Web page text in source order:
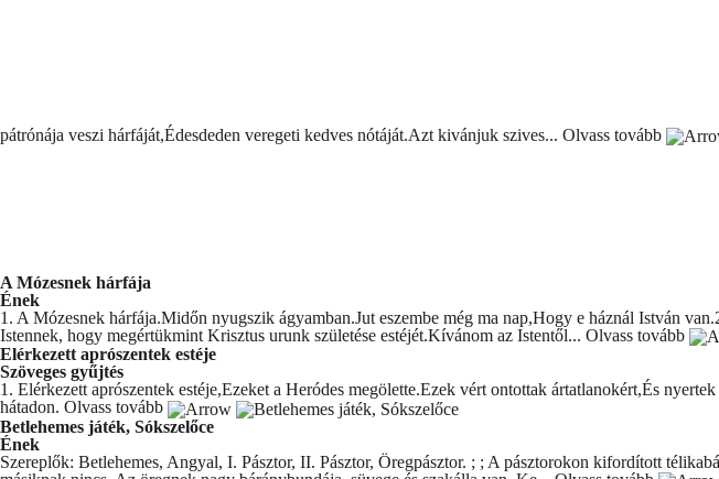
pátrónája veszi hárfáját,Édesdeden veregeti kedves nótáját.Azt kivánjuk szives... Olvass tovább
A Mózesnek hárfája
Ének
1. A Mózesnek hárfája.Midőn nyugszik ágyamban.Jut eszembe még ma nap,Hogy e háznál István
Istennek, hogy megértükmint Krisztus urunk születése estéjét.Kívánom az Istentől... Olvass tovább
Elérkezett aprószentek estéje
Szöveges gyűjtés
1. Elérkezett aprószentek estéje,Ezeket a Heródes megölette.Ezek vért ontottak ártatlanokért,És
hátadon. Olvass tovább
Betlehemes játék, Sókszelőce
Ének
Szereplők: Betlehemes, Angyal, I. Pásztor, II. Pásztor, Öregpásztor. ; ; A pásztorokon kifordított